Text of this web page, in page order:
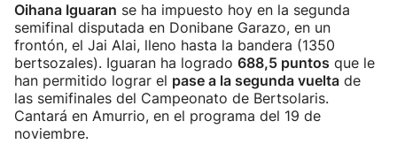
Oihana Iguaran se ha impuesto hoy en la segunda
semifinal disputada en Donibane Garazo, en un
frontón, el Jai Alai, lleno hasta la bandera (1350
bertsozales). Iguaran ha logrado 688,5 puntos que le
han permitido lograr el pase a la segunda vuelta de
las semifinales del Campeonato de Bertsolaris.
Cantará en Amurrio, en el programa del 19 de
noviembre.